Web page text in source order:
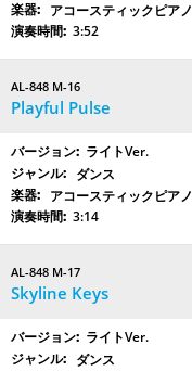
アコースティックピア
3:52
AL-848 M-16
Playful Pulse
ライトVer.
ダンス
アコースティックピア
3:14
AL-848 M-17
Skyline Keys
ライトVer.
ダンス